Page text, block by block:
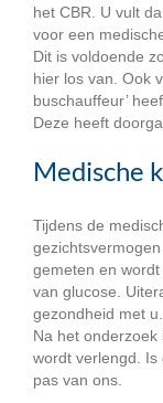
het CBR. U vult
voor een
Dit is voldoende
hier los van. Ook
buschauffeur’
Deze heeft
Medische
Tijdens de
gemeten en
van glucose.
gezondheid met u.
Na het
wordt verlengd. Is
pas van ons.